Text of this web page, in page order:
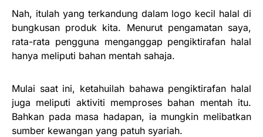
Nah, itulah yang terkandung dalam logo kecil halal di
bungkusan produk kita. Menurut pengamatan saya,
rata-rata pengguna menganggap pengiktirafan halal
hanya meliputi bahan mentah sahaja.
Mulai saat ini, ketahuilah bahawa pengiktirafan halal
juga meliputi aktiviti memproses bahan mentah itu.
Bahkan pada masa hadapan, ia mungkin melibatkan
sumber kewangan yang patuh syariah.